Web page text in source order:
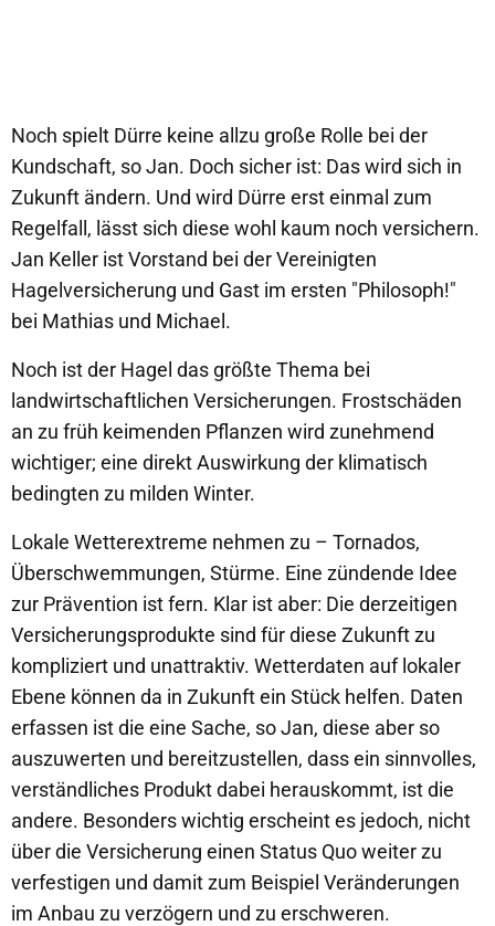
Noch spielt Dürre keine allzu große Rolle bei der
Kundschaft, so Jan. Doch sicher ist: Das wird sich in
Zukunft ändern. Und wird Dürre erst einmal zum
Regelfall, lässt sich diese wohl kaum noch versichern.
Jan Keller ist Vorstand bei der Vereinigten
Hagelversicherung und Gast im ersten "Philosoph!"
bei Mathias und Michael.
Noch ist der Hagel das größte Thema bei
landwirtschaftlichen Versicherungen. Frostschäden
an zu früh keimenden Pflanzen wird zunehmend
wichtiger; eine direkt Auswirkung der klimatisch
bedingten zu milden Winter.
Lokale Wetterextreme nehmen zu – Tornados,
Überschwemmungen, Stürme. Eine zündende Idee
zur Prävention ist fern. Klar ist aber: Die derzeitigen
Versicherungsprodukte sind für diese Zukunft zu
kompliziert und unattraktiv. Wetterdaten auf lokaler
Ebene können da in Zukunft ein Stück helfen. Daten
erfassen ist die eine Sache, so Jan, diese aber so
auszuwerten und bereitzustellen, dass ein sinnvolles,
verständliches Produkt dabei herauskommt, ist die
andere. Besonders wichtig erscheint es jedoch, nicht
über die Versicherung einen Status Quo weiter zu
verfestigen und damit zum Beispiel Veränderungen
im Anbau zu verzögern und zu erschweren.